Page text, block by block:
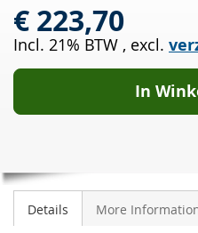
1.6
FSI
(1K1)
€ 223,70
Incl. 21% BTW , excl.
In
Details More